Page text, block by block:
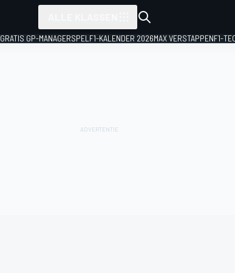
GRATIS GP-MANAGERSPEL F1-KALENDER 2026MAX VERSTAPPENF1-